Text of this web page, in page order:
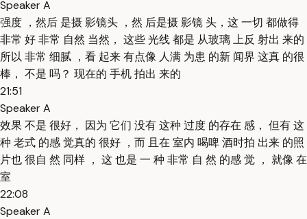
Speaker A
强度 ，然后 是摄 影镜头 ，然 后是摄 影镜 头，这 一切 都做得
非常 好 非常 自然 当然， 这些 光线 都是 从玻璃 上反 射出 来的
所以 非常 细腻 ，看 起来 有点像 人满 为患 的新 闻界 这真 的很
棒， 不是 吗？ 现在的 手机 拍出 来的
21:51
Speaker A
效果 不是 很好， 因为 它们 没有 这种 过度 的存在 感， 但有 这
种 老式 的感 觉真的 很好 ，而 且在 室内 喝啤 酒时拍 出来 的照
片也 很自 然 同样 ， 这 也是 一 种 非常 自 然 的感 觉 ， 就像 在
室
22:08
Speaker A